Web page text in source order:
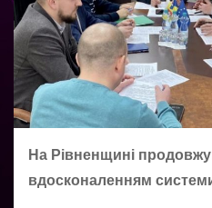
На Рівненщині
вдосконаленням